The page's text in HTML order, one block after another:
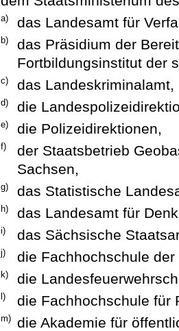
a) das Landesamt für
b)
das Präsidium der
Fortbildungsinstitut der
c) das Landeskriminalamt,
d) die
e) die Polizeidirektionen,
f)
der Staatsbetrieb
Sachsen,
g) das Statistische
h) das Landesamt für
i) das Sächsische
j) die Fachhochschule
k) die
l) die Fachhochschule für
m)
die Akademie für